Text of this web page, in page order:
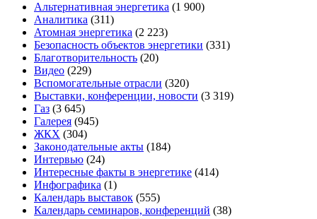
Альтернативная энергетика (1 900)
Аналитика (311)
Атомная энергетика (2 223)
Безопасность объектов энергетики (331)
Благотворительность (20)
Видео (229)
Вспомогательные отрасли (320)
Выставки, конференции, новости (3 319)
Газ (3 645)
Галерея (945)
ЖКХ (304)
Законодательные акты (184)
Интервью (24)
Интересные факты в энергетике (414)
Инфографика (1)
Календарь выставок (555)
Календарь семинаров, конференций (38)